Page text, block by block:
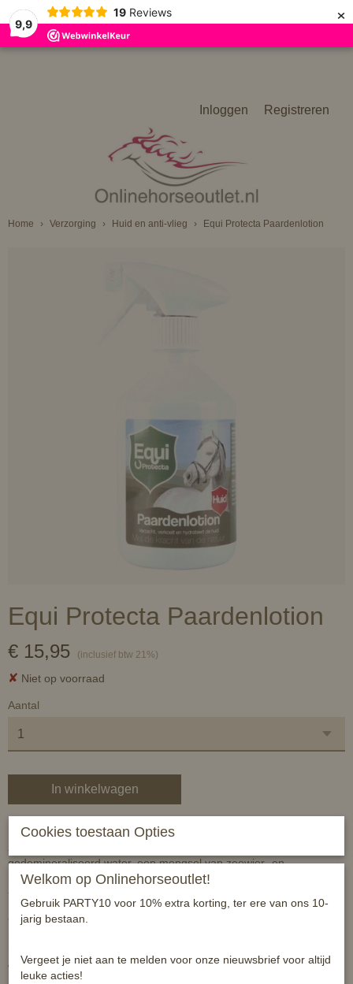
9,9
19 Reviews ×
Inloggen Registreren
Home › Verzorging › Huid en anti-vlieg › Equi Protecta Paardenlotion
Equi Protecta Paardenlotion
€ 15,95 (inclusief btw 21%)
✘ Niet op voorraad
Aantal
In winkelwagen
Equi Protecta Paardenlotion is speciaal voor de behandeling van
gedemineraliseerd water, een mengsel van zeewier- en
kruidenextracten* van natuurlijke oorsprong en etherisch oliën* en
tea-tree.
Ook voor behandeling van schilfers in de manen en staart is deze
wetenschappen voor de huid werkt deze lotion ook nog verkoelend.
Cookies toestaan Opties
Welkom op Onlinehorseoutlet!
Gebruik PARTY10 voor 10% extra korting, ter ere van ons 10-
jarig bestaan.
Vergeet je niet aan te melden voor onze nieuwsbrief voor altijd
leuke acties!